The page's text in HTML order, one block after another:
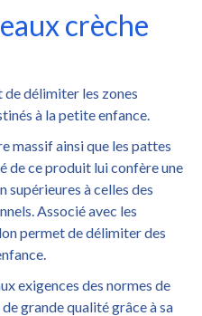
crèche
de délimiter les zones
à la petite enfance.
massif ainsi que les pattes
de ce produit lui confère une
supérieures à celles des
Associé avec les
permet de délimiter des
exigences des normes de
grande qualité grâce à sa